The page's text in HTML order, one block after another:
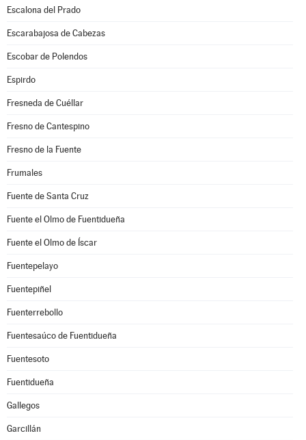
Escalona del Prado
Escarabajosa de Cabezas
Escobar de Polendos
Espirdo
Fresneda de Cuéllar
Fresno de Cantespino
Fresno de la Fuente
Frumales
Fuente de Santa Cruz
Fuente el Olmo de Fuentidueña
Fuente el Olmo de Íscar
Fuentepelayo
Fuentepiñel
Fuenterrebollo
Fuentesaúco de Fuentidueña
Fuentesoto
Fuentidueña
Gallegos
Garcillán